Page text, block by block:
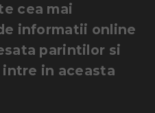
cea mai
informatii online
parintilor si
intre in aceasta